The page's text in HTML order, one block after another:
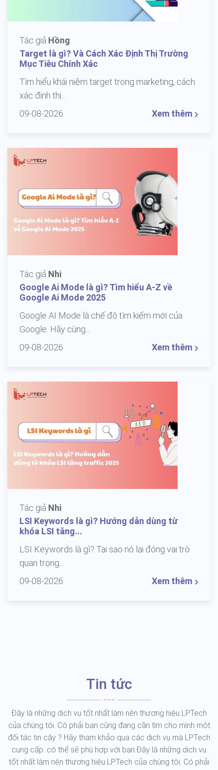
Tác giả Hồng
Target là gì? Và Cách Xác Định Thị Trường
Mục Tiêu Chính Xác
Tìm hiểu khái niệm target trong marketing, cách
xác định thị...
09-08-2026
Xem thêm
Tác giả Nhi
Google Ai Mode là gì? Tìm hiểu A-Z về
Google Ai Mode 2025
Google AI Mode là chế độ tìm kiếm mới của
Google. Hãy cùng...
09-08-2026
Xem thêm
Tác giả Nhi
LSI Keywords là gì? Hướng dẫn dùng từ
khóa LSI tăng...
LSI Keywords là gì? Tại sao nó lại đóng vai trò
quan trọng...
09-08-2026
Xem thêm
Tin tức
Đây là những dịch vụ tốt nhất làm nên thương hiệu LPTech
của chúng tôi. Có phải bạn cũng đang cần tìm cho mình một
đối tác tin cậy ? Hãy tham khảo qua các dịch vụ mà LPTech
cung cấp. có thể sẽ phù hợp với bạn.Đây là những dịch vụ
tốt nhất làm nên thương hiệu LPTech của chúng tôi. Có phải